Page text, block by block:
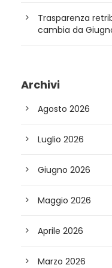
Trasparenza
cambia da
Archivi
Agosto 2026
Luglio 2026
Giugno 2026
Maggio 2026
Aprile 2026
Marzo 2026